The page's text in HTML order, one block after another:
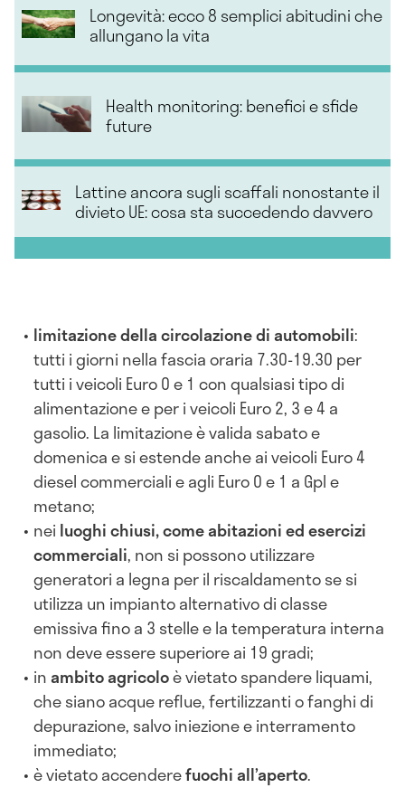
Longevità: ecco 8 semplici abitudini che
allungano la vita
Health monitoring: benefici e sfide
future
Lattine ancora sugli scaffali nonostante il
divieto UE: cosa sta succedendo davvero
limitazione della circolazione di automobili:
tutti i giorni nella fascia oraria 7.30-19.30 per
tutti i veicoli Euro 0 e 1 con qualsiasi tipo di
alimentazione e per i veicoli Euro 2, 3 e 4 a
gasolio. La limitazione è valida sabato e
domenica e si estende anche ai veicoli Euro 4
diesel commerciali e agli Euro 0 e 1 a Gpl e
metano;
nei luoghi chiusi, come abitazioni ed esercizi
commerciali, non si possono utilizzare
generatori a legna per il riscaldamento se si
utilizza un impianto alternativo di classe
emissiva fino a 3 stelle e la temperatura interna
non deve essere superiore ai 19 gradi;
inambito agricoloè vietato spandere liquami,
che siano acque reflue, fertilizzanti o fanghi di
depurazione, salvo iniezione e interramento
immediato;
è vietato accenderefuochi all’aperto.